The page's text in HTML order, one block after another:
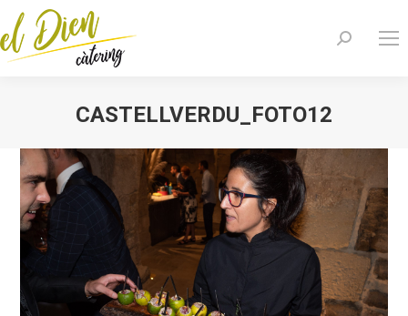
Search:
CASTELLVERDU_FOTO12
You are here: